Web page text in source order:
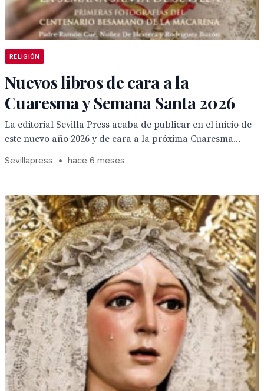
RELIGIÓN
Nuevos libros de cara a la
Cuaresma y Semana Santa 2026
La editorial Sevilla Press acaba de publicar en el inicio de
este nuevo año 2026 y de cara a la próxima Cuaresma...
Sevillapress • hace 6 meses